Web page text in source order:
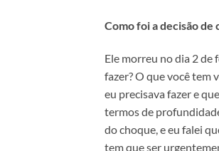
Como foi a decisão
Ele morreu no dia 2 de
fazer? O que você tem
eu precisava fazer e
termos de
do choque, e eu falei
tem que ser